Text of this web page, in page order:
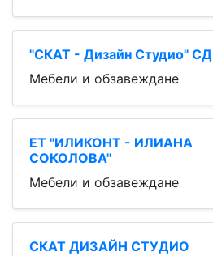
"СКАТ - Дизайн Студио" СД
Мебели и обзавеждане
ЕТ "ИЛИКОНТ - ИЛИАНА
СОКОЛОВА"
Мебели и обзавеждане
СКАТ ДИЗАЙН СТУДИО